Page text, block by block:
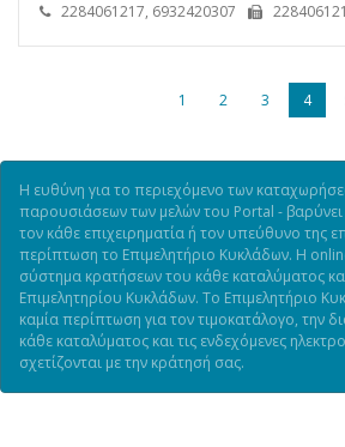
2284061217, 6932420307
1 2 3 4
Η ευθύνη για το περιεχόμενο των
παρουσιάσεων των μελών του Portal - βαρύνει
τον κάθε επιχειρηματία ή τον υπεύθυνο της
περίπτωση το Επιμελητήριο Κυκλάδων. Η
σύστημα κρατήσεων του κάθε καταλύματος
Επιμελητηρίου Κυκλάδων. Το Επιμελητήριο
καμία περίπτωση για τον τιμοκατάλογο, την
κάθε καταλύματος και τις ενδεχόμενες
σχετίζονται με την κράτησή σας.